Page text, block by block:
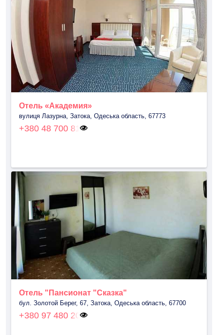
Отель «Академия»
вулиця Лазурна, Затока, Одеська область, 67773
+380 48 700 81
Отель "Пансионат "Сказка"
бул. Золотой Берег, 67, Затока, Одеська область, 67700
+380 97 480 20